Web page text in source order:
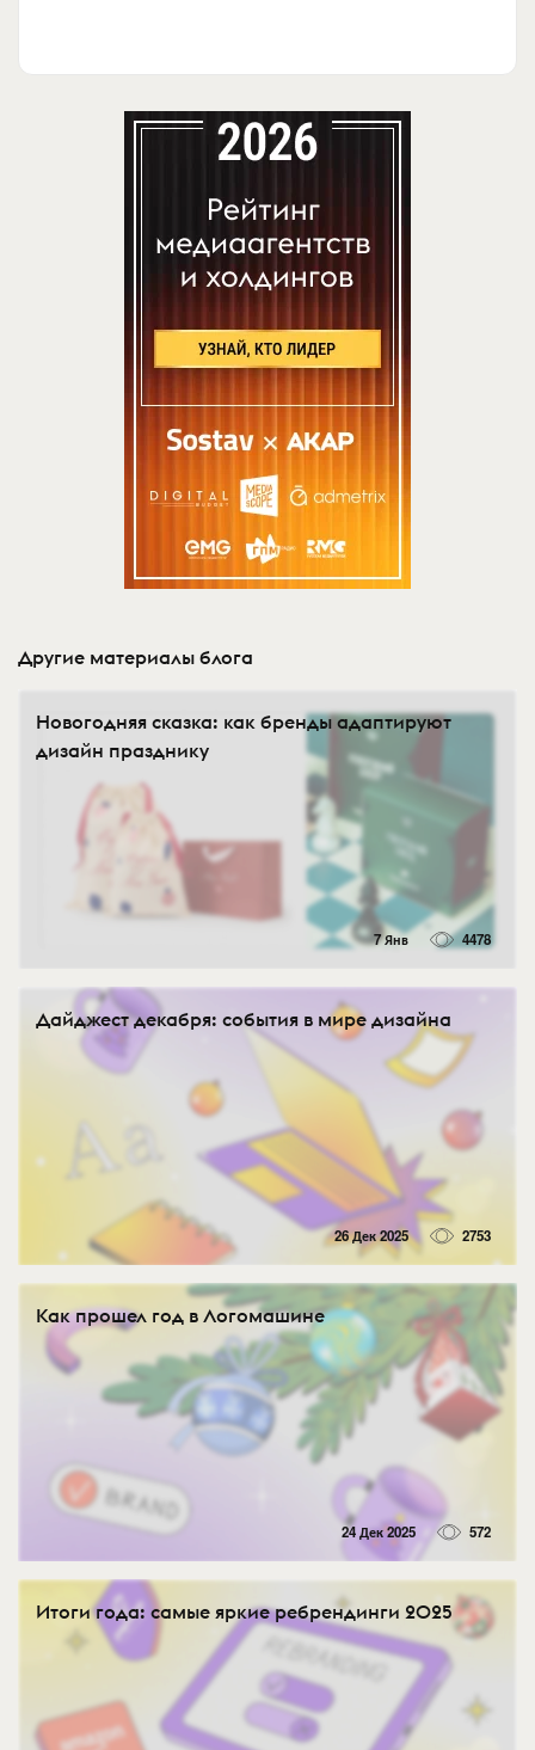
Другие материалы блога
Новогодняя сказка: как бренды адаптируют
дизайн празднику
7 Янв 4478
Дайджест декабря: события в мире дизайна
26 Дек 2025 2753
Как прошел год в Логомашине
24 Дек 2025 572
Итоги года: самые яркие ребрендинги 2025